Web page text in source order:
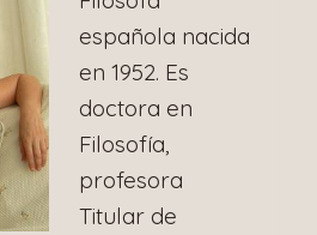
española nacida
en 1952. Es
doctora en
Filosofía,
profesora
Titular de